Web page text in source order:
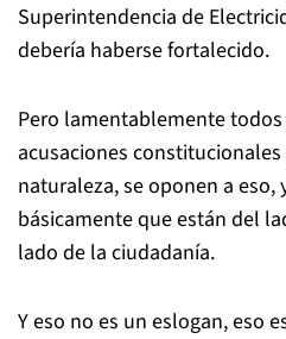
Superintendencia de
debería haberse fortalecido.
Pero lamentablemente
acusaciones
naturaleza, se oponen a eso,
básicamente que están del
lado de la ciudadanía.
Y eso no es un eslogan, eso